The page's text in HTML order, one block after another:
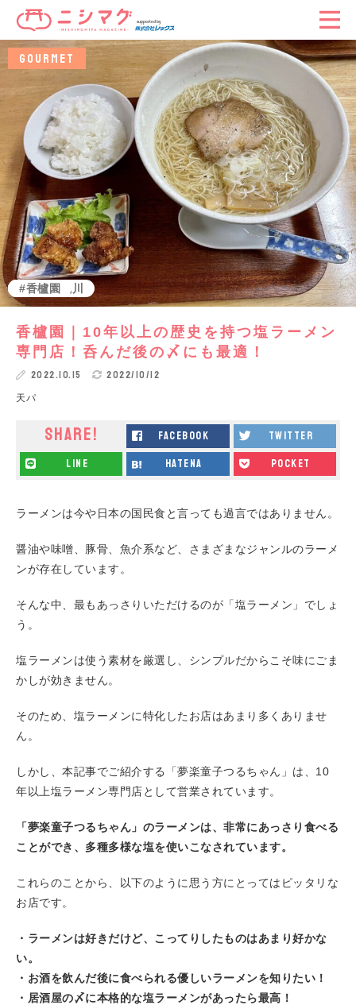
グルメ
阪神西宮
さくら夙川
香櫨園
GOURMET
香櫨園｜10年以上の歴史を持つ塩ラーメン
専門店！呑んだ後の〆にも最適！
2022.10.15 2022/10/12
天パ
SHARE! facebook twitter
line hatena pocket
ラーメンは今や日本の国民食と言っても過言ではありません。
醤油や味噌、豚骨、魚介系など、さまざまなジャンルのラーメ
ンが存在しています。
そんな中、最もあっさりいただけるのが「塩ラーメン」でしょ
う。
塩ラーメンは使う素材を厳選し、シンプルだからこそ味にごま
かしが効きません。
そのため、塩ラーメンに特化したお店はあまり多くありませ
ん。
しかし、本記事でご紹介する「夢楽童子つるちゃん」は、10
年以上塩ラーメン専門店として営業されています。
「夢楽童子つるちゃん」のラーメンは、非常にあっさり食べる
ことができ、多種多様な塩を使いこなされています。
これらのことから、以下のように思う方にとってはピッタリな
お店です。
・ラーメンは好きだけど、こってりしたものはあまり好かな
い。
・お酒を飲んだ後に食べられる優しいラーメンを知りたい！
・居酒屋の〆に本格的な塩ラーメンがあったら最高！